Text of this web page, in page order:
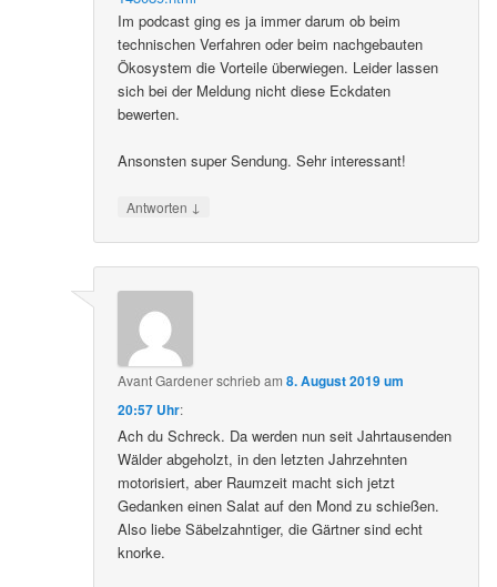
Im podcast ging es ja immer darum ob beim
technischen Verfahren oder beim nachgebauten
Ökosystem die Vorteile überwiegen. Leider lassen
sich bei der Meldung nicht diese Eckdaten
bewerten.
Ansonsten super Sendung. Sehr interessant!
Antworten ↓
Avant Gardenerschriebam8. August 2019 um
20:57 Uhr:
Ach du Schreck. Da werden nun seit Jahrtausenden
Wälder abgeholzt, in den letzten Jahrzehnten
motorisiert, aber Raumzeit macht sich jetzt
Gedanken einen Salat auf den Mond zu schießen.
Also liebe Säbelzahntiger, die Gärtner sind echt
knorke.